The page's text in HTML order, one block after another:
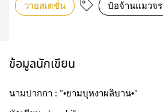
วายสเตชั่น ป๋อจ้านแมวจร
ข้อมูลนักเขียน
นามปากกา : °•ยามบุหงาผลิบาน•°